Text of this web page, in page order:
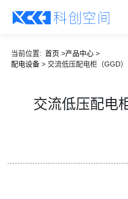
当前位置: 首页 >产品中心 >
配电设备 > 交流低压配电柜（GGD）
交流低压配电